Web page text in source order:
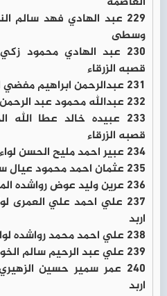
229 عبد الهادي فهد سالم
وسطى
230 عبد الهادي محمود
قصبه الزرقاء
231 عبدالرحمن ابراهيم مفضي المحافظه الاغوار الجنوبيه
232 عبدالله محمود عبد الرحمن عمايره لواء الكوره
233 عبيده خالد عطا الله
قصبه الزرقاء
234 عبير احمد مليح الحسن لواء الباديه الشماليه الغربيه
235 عثمان احمد محمود عيال سلمان بصيرا
236 عرين وليد عوض رواشده المفرق/لواء قصبه المفرق
237 علي احمد علي العمرى
اربد
238 علي احمد محمد رواشده لواء الكوره
239 علي عبد الرحيم سالم الخوالده عين الباشا
240 عمر سمير حسين
اربد